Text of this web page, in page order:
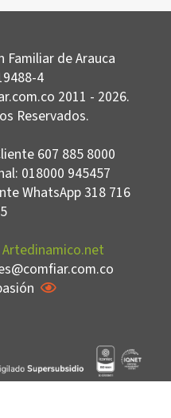
Familiar de Arauca
4
2011 - 2026.
Reservados.
607 885 8000
018000 945457
WhatsApp 318 716
Artedinamico.net